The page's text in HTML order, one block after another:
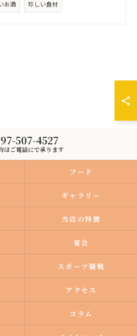
お酒 珍しい食材
507-4527
はご電話にで承ります
フード
ギャラリー
当店の特徴
宴会
スポーツ観戦
アクセス
コラム